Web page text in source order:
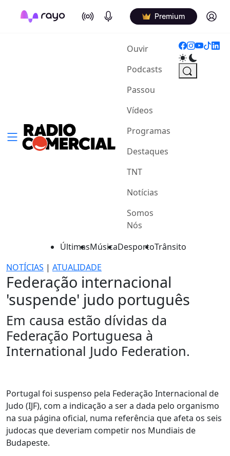
On Air Podcasts Premium Log in
Ouvir(current)
Podcasts
Passou
Vídeos
Programas
Destaques
TNT
Notícias
Somos
Nós
ÚltimasMúsicaDesportoTrânsito
NOTÍCIAS | ATUALIDADE
Federação internacional
'suspende' judo português
Em causa estão dívidas da
Federação Portuguesa à
International Judo Federation.
Portugal foi suspenso pela Federação Internacional de
Judo (IJF), com a indicação a ser a dada pelo organismo
na sua página oficial, numa referência que afeta os seis
judocas que deveriam competir nos Mundiais de
Budapeste.